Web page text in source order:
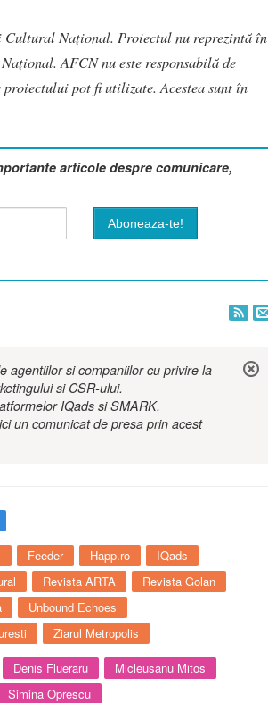
Național. Proiectul nu reprezintă în
AFCN nu este responsabilă de
pot fi utilizate. Acestea sunt în
articole despre comunicare,
agentiilor si companiilor cu privire la
si CSR-ului.
IQads si SMARK.
un comunicat de presa prin acest
Feeder Happ.ro
IQads
Revista ARTA
Revista Golan
Unbound Echoes
Ziarul Metropolis
Denis Flueraru
Micleusanu Mitos
Simina Oprescu